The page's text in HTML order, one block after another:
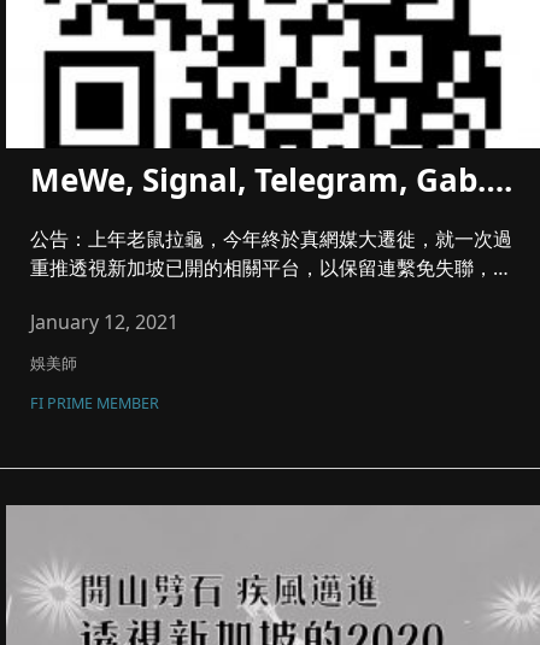
MeWe, Signal, Telegram, Gab….
公告：上年老鼠拉龜，今年終於真網媒大遷徙，就一次過
重推透視新加坡已開的相關平台，以保留連繫免失聯，原
January 12, 2021
娛美師
FI PRIME MEMBER